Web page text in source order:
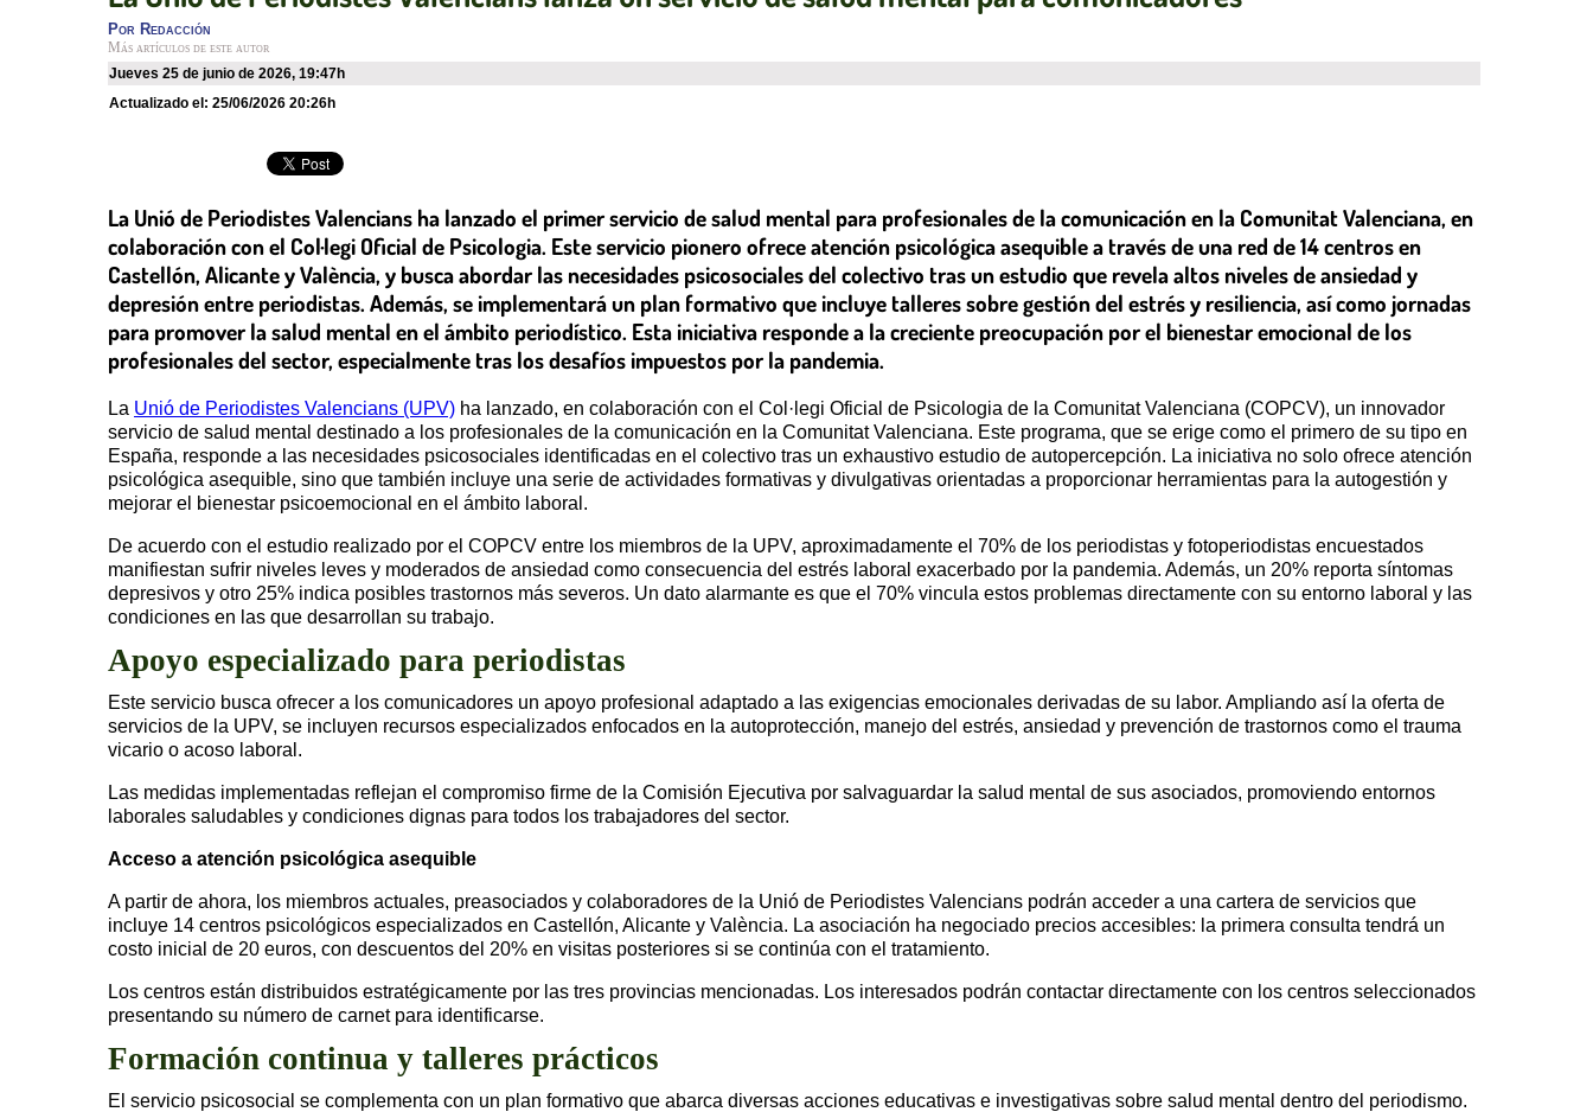
Por Redacción
Más artículos de este autor
jueves 25 de junio de 2026, 19:47h
Actualizado el: 25/06/2026 20:26h
La Unió de Periodistes Valencians ha lanzado el primer servicio de salud mental para profesionales de la comunicación en la Comunitat Valenciana, en
colaboración con el Col·legi Oficial de Psicologia. Este servicio pionero ofrece atención psicológica asequible a través de una red de 14 centros en
Castellón, Alicante y València, y busca abordar las necesidades psicosociales del colectivo tras un estudio que revela altos niveles de ansiedad y
depresión entre periodistas. Además, se implementará un plan formativo que incluye talleres sobre gestión del estrés y resiliencia, así como jornadas
para promover la salud mental en el ámbito periodístico. Esta iniciativa responde a la creciente preocupación por el bienestar emocional de los
profesionales del sector, especialmente tras los desafíos impuestos por la pandemia.
La Unió de Periodistes Valencians (UPV) ha lanzado, en colaboración con el Col·legi Oficial de Psicologia de la Comunitat Valenciana (COPCV), un innovador
servicio de salud mental destinado a los profesionales de la comunicación en la Comunitat Valenciana. Este programa, que se erige como el primero de su tipo en
España, responde a las necesidades psicosociales identificadas en el colectivo tras un exhaustivo estudio de autopercepción. La iniciativa no solo ofrece atención
psicológica asequible, sino que también incluye una serie de actividades formativas y divulgativas orientadas a proporcionar herramientas para la autogestión y
mejorar el bienestar psicoemocional en el ámbito laboral.
De acuerdo con el estudio realizado por el COPCV entre los miembros de la UPV, aproximadamente el 70% de los periodistas y fotoperiodistas encuestados
manifiestan sufrir niveles leves y moderados de ansiedad como consecuencia del estrés laboral exacerbado por la pandemia. Además, un 20% reporta síntomas
depresivos y otro 25% indica posibles trastornos más severos. Un dato alarmante es que el 70% vincula estos problemas directamente con su entorno laboral y las
condiciones en las que desarrollan su trabajo.
Apoyo especializado para periodistas
Este servicio busca ofrecer a los comunicadores un apoyo profesional adaptado a las exigencias emocionales derivadas de su labor. Ampliando así la oferta de
servicios de la UPV, se incluyen recursos especializados enfocados en la autoprotección, manejo del estrés, ansiedad y prevención de trastornos como el trauma
vicario o acoso laboral.
Las medidas implementadas reflejan el compromiso firme de la Comisión Ejecutiva por salvaguardar la salud mental de sus asociados, promoviendo entornos
laborales saludables y condiciones dignas para todos los trabajadores del sector.
Acceso a atención psicológica asequible
A partir de ahora, los miembros actuales, preasociados y colaboradores de la Unió de Periodistes Valencians podrán acceder a una cartera de servicios que
incluye 14 centros psicológicos especializados en Castellón, Alicante y València. La asociación ha negociado precios accesibles: la primera consulta tendrá un
costo inicial de 20 euros, con descuentos del 20% en visitas posteriores si se continúa con el tratamiento.
Los centros están distribuidos estratégicamente por las tres provincias mencionadas. Los interesados podrán contactar directamente con los centros seleccionados
presentando su número de carnet para identificarse.
Formación continua y talleres prácticos
El servicio psicosocial se complementa con un plan formativo que abarca diversas acciones educativas e investigativas sobre salud mental dentro del periodismo.